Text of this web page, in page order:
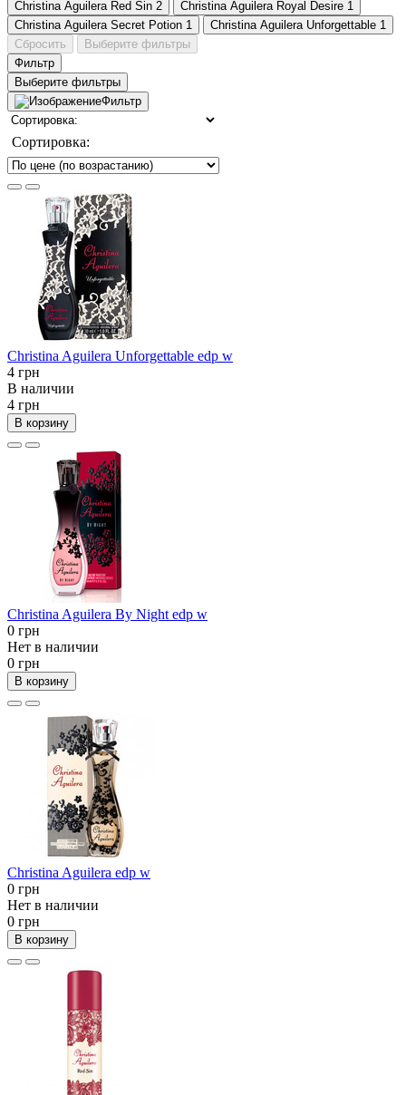
Christina Aguilera Red Sin 2 Christina Aguilera Royal Desire 1
Christina Aguilera Secret Potion 1 Christina Aguilera Unforgettable 1
Сбросить
Выберите фильтры
Фильтр
Выберите фильтры
Фильтр
Сортировка:
Christina Aguilera Unforgettable edp w
4 грн
В наличии
4 грн
В корзину
Christina Aguilera By Night edp w
0 грн
Нет в наличии
0 грн
В корзину
Christina Aguilera edp w
0 грн
Нет в наличии
0 грн
В корзину